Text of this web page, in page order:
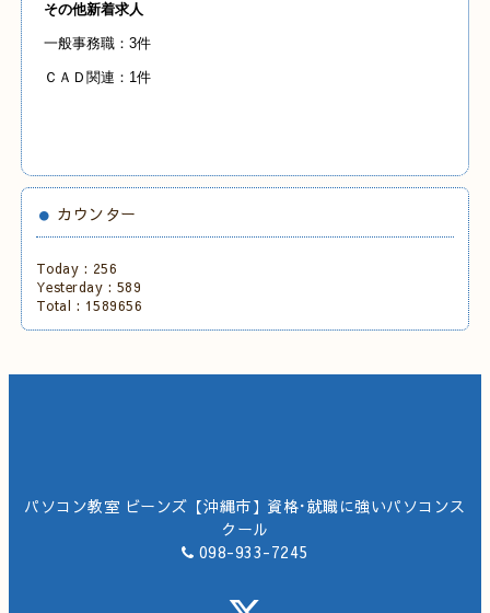
その他新着求人
一般事務職：3件
ＣＡＤ関連：1件
カウンター
Today : 256
Yesterday : 589
Total : 1589656
パソコン教室 ビーンズ【沖縄市】資格･就職に強いパソコンス
クール
098-933-7245